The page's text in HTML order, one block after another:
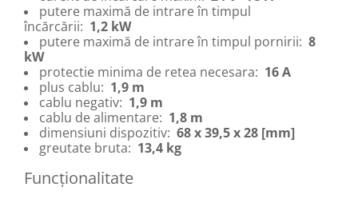
putere maximă de intrare în timpul
încărcării: 1,2 kW
putere maximă de intrare în timpul pornirii: 8
kW
protectie minima de retea necesara: 16 A
plus cablu: 1,9 m
cablu negativ: 1,9 m
cablu de alimentare: 1,8 m
dimensiuni dispozitiv: 68 x 39,5 x 28 [mm]
greutate bruta: 13,4 kg
Funcționalitate